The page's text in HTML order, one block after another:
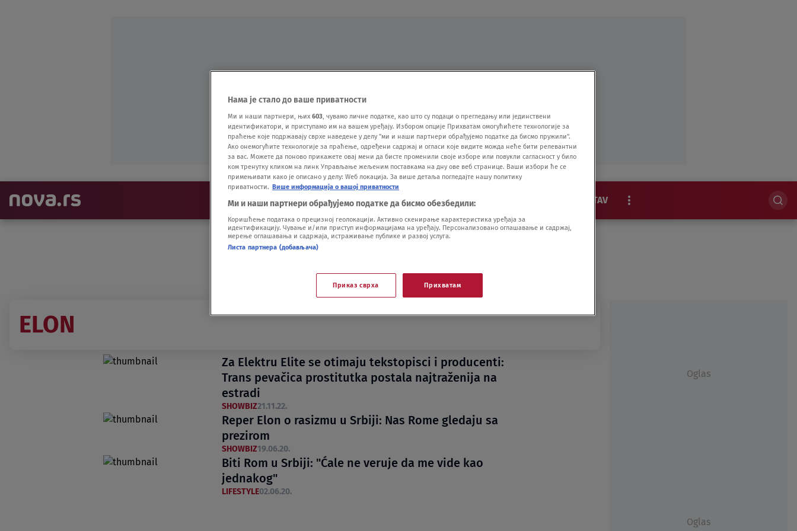
NAJNOVIJE VESTI SHOW SPORT VIDEO NOVA BAZA STAV
EKSKLUZIVNO
ELON
Za Elektru Elite se otimaju tekstopisci i producenti:
Trans pevačica prostitutka postala najtraženija na
estradi
SHOWBIZ21.11.22.
Reper Elon o rasizmu u Srbiji: Nas Rome gledaju sa
prezirom
SHOWBIZ19.06.20.
Biti Rom u Srbiji: "Ćale ne veruje da me vide kao
jednakog"
LIFESTYLE02.06.20.
Oglas
Oglas
Нама је стало до ваше приватности
Ми и наши партнери, њих 603, чувамо личне податке, као што су подаци о прегледању или јединствени
идентификатори, и приступамо им на вашем уређају. Избором опције Прихватам омогућићете технологије за
праћење које подржавају сврхе наведене у делу "ми и наши партнери обрађујемо податке да бисмо пружили".
Ако онемогућите технологије за праћење, одређени садржај и огласи које видите можда неће бити релевантни
за вас. Можете да поново прикажете овај мени да бисте променили своје изборе или повукли сагласност у било
ком тренутку кликом на линк Управљање жељеним поставкама на дну ове веб странице. Ваши избори ће се
примењивати како је описано у делу: Wеб локација. За више детаља погледајте нашу политику
приватности. Више информација о вашој приватности
Ми и наши партнери обрађујемо податке да бисмо обезбедили:
Коришћење података о прецизној геолокацији. Активно скенирање карактеристика уређаја за
идентификацију. Чување и/или приступ информацијама на уређају. Персонализовано оглашавање и садржај,
мерење оглашавања и садржаја, истраживање публике и развој услуга.
Листа партнера (добављача)
Приказ сврха Прихватам